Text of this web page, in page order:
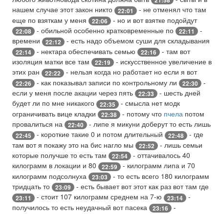
нашем случае этот закон никто
22:01
- не отменял что там
еще по взяткам у меня
22:06 - но и вот взятке подойдут
22:08 - обильной особенно кратковременные по 22:11
-
времени
22:12 - есть надо объемом суши для складывания
22:14 - нектара обеспечивать семью 22:16
- там вот
изоляция матки все там
22:19
- искусственное увеличение в
этих ран
22:22 - нельзя когда но работает но если я вот
22:26 - как показывал записи по контрольному ли 22:30
-
если у меня после акации через пять
22:33
- шесть дней
будет ли по мне никакого
22:35
- смысла нет модк
ограничивать вице кладки
22:38 - потому что пчела потом
провалиться на
22:40 - липе я микуни доберут то есть лишь
22:45 - короткие такие 0 и потом длительный 22:48
- где
там вот я покажу это на бис нагло мы
22:52
- лишь семьи
которые получше то есть там
22:54
- оттачивалось 40
килограмм в локации и 80
22:59
- килограмм липа и 70
килограмм подсолнуха
23:03
- то есть всего 180 килограмм
тридцать то
23:09 - есть бывает вот этот как раз вот там где
23:11 - стоит 107 килограмм среднем на 7-ю 23:14
-
получилось то есть неудачный вот пасека
23:16
-